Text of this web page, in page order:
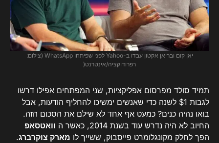
יאן קום ובריאן אקטון עבדו ב-Yahoo לפני שפיתחו WhatsApp (צילום:
רפרודוקציה/אינטרנט(
תמיד סולד מפרסום אפליקציות, שני המפתחים אפילו דרשו
לגבות $1 לשנה כדי שאנשים ימשיכו להחליף הודעות, אבל
בואו נהיה כנים? כמעט אף אחד לא שילם את הסכום הזה.
החיוב לא היה נדרש עוד בשנת 2014, כאשר ה
וואטסאפ
הפך לחלק מקונגלומרט פייסבוק, ששייך לו מארק צוקרברג.